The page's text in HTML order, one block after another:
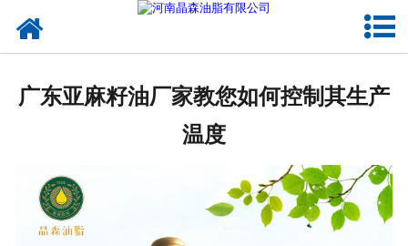
葡萄籽油
产品中心
广东亚麻籽油厂家教您如何控制其生产
温度